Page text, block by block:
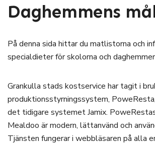
Daghemmens
På denna sida hittar du matlistorna och
specialdieter för skolorna och
Grankulla stads kostservice har tagit i
produktionsstyrningssystem,
det tidigare systemet Jamix.
Mealdoo är modern, lättanvänd och
Tjänsten fungerar i webbläsaren på alla